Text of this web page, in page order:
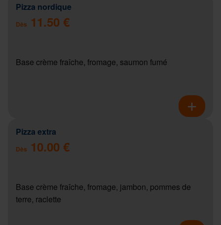
Pizza nordique
Dès 11.50 €
Base crème fraîche, fromage, saumon fumé
Pizza extra
Dès 10.00 €
Base crème fraîche, fromage, jambon, pommes de
terre, raclette